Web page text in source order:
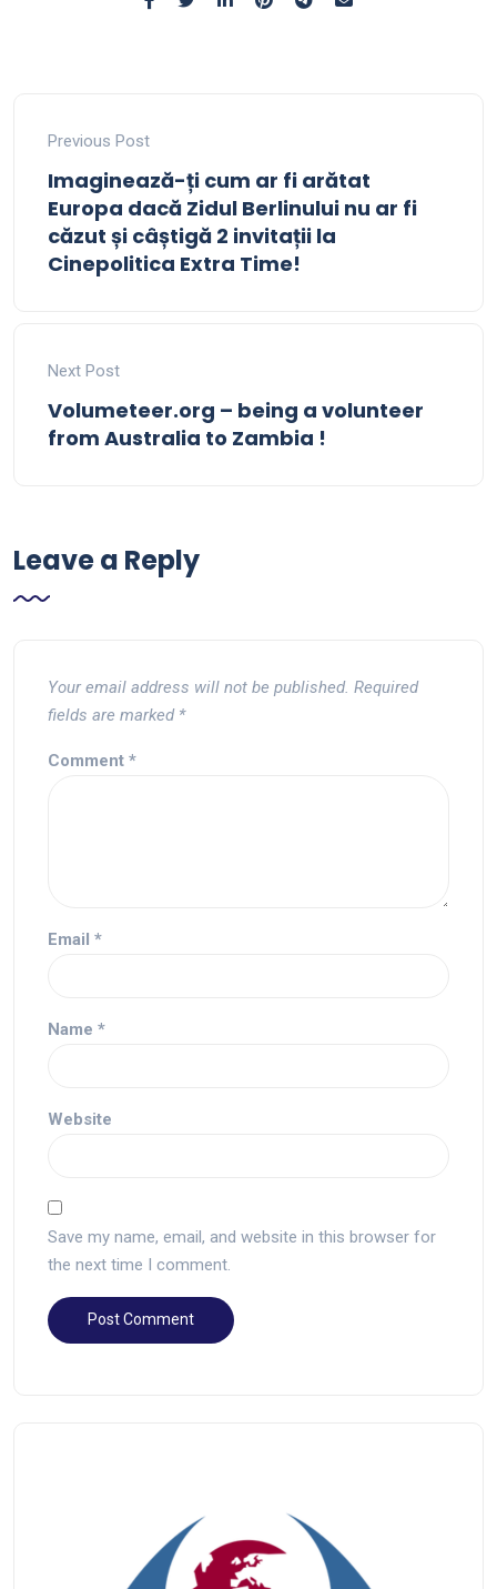
Previous Post
Imaginează-ți cum ar fi arătat
Europa dacă Zidul Berlinului nu ar fi
căzut și câștigă 2 invitații la
Cinepolitica Extra Time!
Next Post
Volumeteer.org – being a volunteer
from Australia to Zambia !
Leave a Reply
Your email address will not be published. Required
fields are marked *
Comment *
Email *
Name *
Website
Save my name, email, and website in this browser for
the next time I comment.